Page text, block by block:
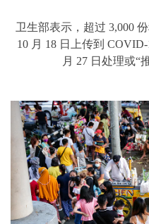
卫生部表示，超过 3,000
10 月 18 日上传到
月 27 日处理或“